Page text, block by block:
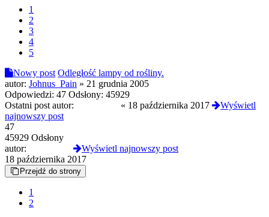
1
2
3
4
5
Nowy post Odległość lampy od rośliny.
autor: Johnus_Pain » 21 grudnia 2005
Odpowiedzi: 47 Odsłony: 45929
Ostatni post autor:
« 18 października 2017
Wyświetl
najnowszy post
47
45929 Odsłony
autor:
Wyświetl najnowszy post
18 października 2017
Przejdź do strony
1
2